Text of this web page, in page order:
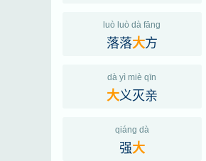
luò luò dà fāng
落落大方
dà yì miè qīn
大义灭亲
qiáng dà
强大